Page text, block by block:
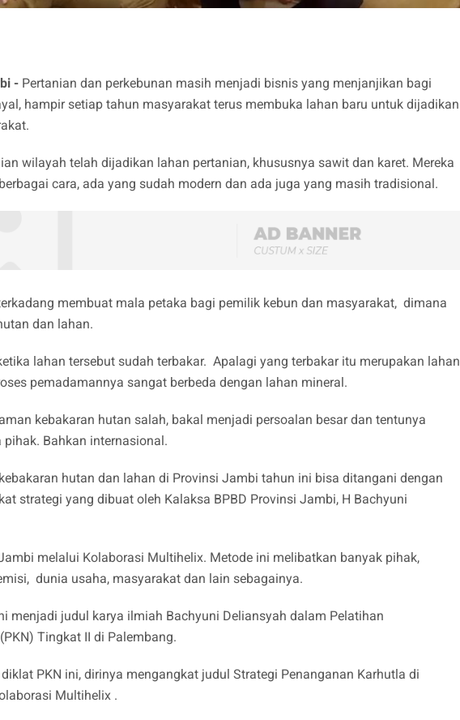
- Pertanian dan perkebunan masih menjadi bisnis yang menjanjikan bagi
hampir setiap tahun masyarakat terus membuka lahan baru untuk dijadikan
wilayah telah dijadikan lahan pertanian, khususnya sawit dan karet. Mereka
cara, ada yang sudah modern dan ada juga yang masih tradisional.
membuat mala petaka bagi pemilik kebun dan masyarakat, dimana
dan lahan.
lahan tersebut sudah terbakar. Apalagi yang terbakar itu merupakan lahan
pemadamannya sangat berbeda dengan lahan mineral.
kebakaran hutan salah, bakal menjadi persoalan besar dan tentunya
Bahkan internasional.
hutan dan lahan di Provinsi Jambi tahun ini bisa ditangani dengan
strategi yang dibuat oleh Kalaksa BPBD Provinsi Jambi, H Bachyuni
melalui Kolaborasi Multihelix. Metode ini melibatkan banyak pihak,
dunia usaha, masyarakat dan lain sebagainya.
menjadi judul karya ilmiah Bachyuni Deliansyah dalam Pelatihan
Tingkat II di Palembang.
PKN ini, dirinya mengangkat judul Strategi Penanganan Karhutla di
Multihelix .